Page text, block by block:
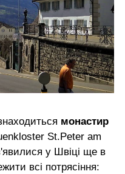
монастир
St.Peter am
у Швіці ще в
всі потрясіння: